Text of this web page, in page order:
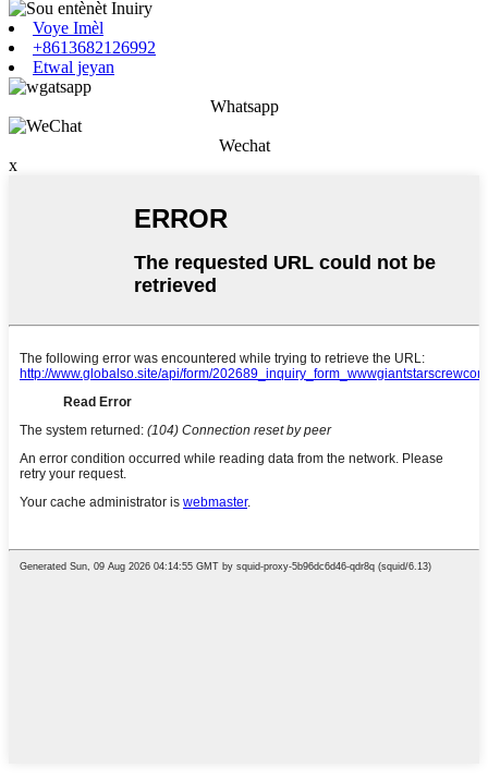
Voye Imèl
+8613682126992
Etwal jeyan
Whatsapp
Wechat
x